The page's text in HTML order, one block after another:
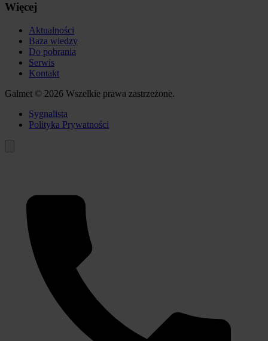
Więcej
Aktualności
Baza wiedzy
Do pobrania
Serwis
Kontakt
Galmet © 2026 Wszelkie prawa zastrzeżone.
Sygnalista
Polityka Prywatności